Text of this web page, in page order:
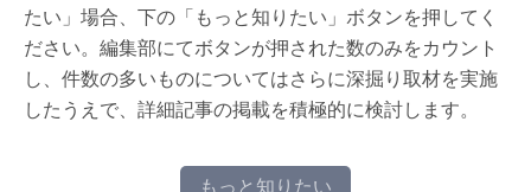
たい」場合、下の「もっと知りたい」ボタンを押してく
ださい。編集部にてボタンが押された数のみをカウント
し、件数の多いものについてはさらに深掘り取材を実施
したうえで、詳細記事の掲載を積極的に検討します。
もっと知りたい